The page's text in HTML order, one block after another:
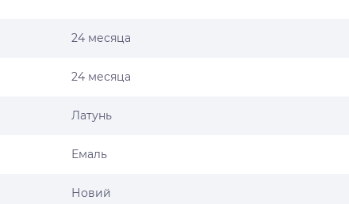
24 месяца
24 месяца
Латунь
Емаль
Новий